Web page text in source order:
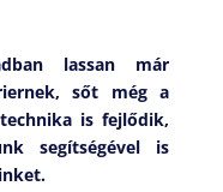
lassan már
sőt még a
is fejlődik,
segítségével is